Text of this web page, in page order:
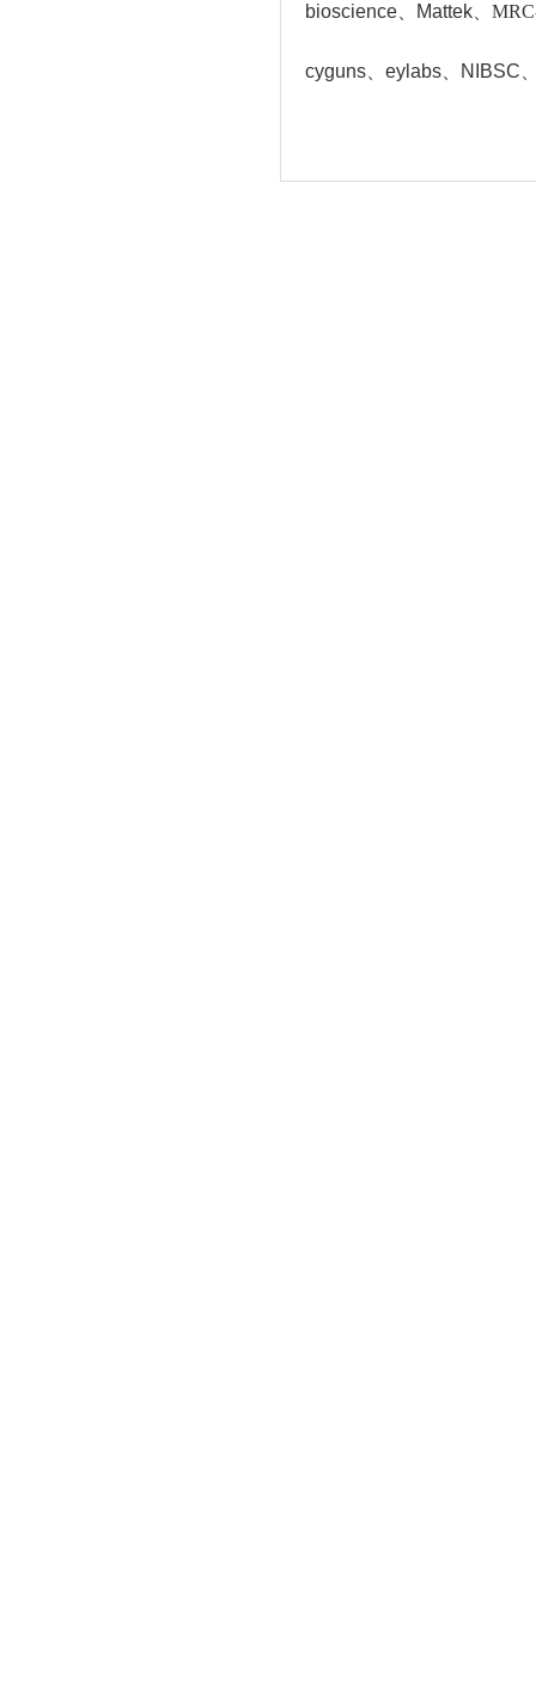
bioscience、Mattek 、
cyguns、eylabs、NIBSC